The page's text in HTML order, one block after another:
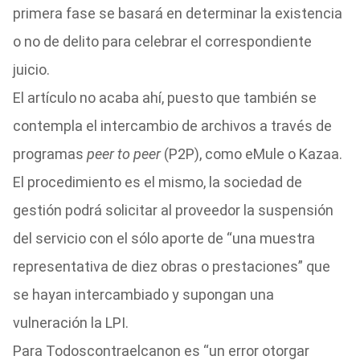
primera fase se basará en determinar la existencia
o no de delito para celebrar el correspondiente
juicio.
El artículo no acaba ahí, puesto que también se
contempla el intercambio de archivos a través de
programas peer to peer(P2P), como eMule o Kazaa.
El procedimiento es el mismo, la sociedad de
gestión podrá solicitar al proveedor la suspensión
del servicio con el sólo aporte de “una muestra
representativa de diez obras o prestaciones” que
se hayan intercambiado y supongan una
vulneración la LPI.
Para Todoscontraelcanon es “un error otorgar